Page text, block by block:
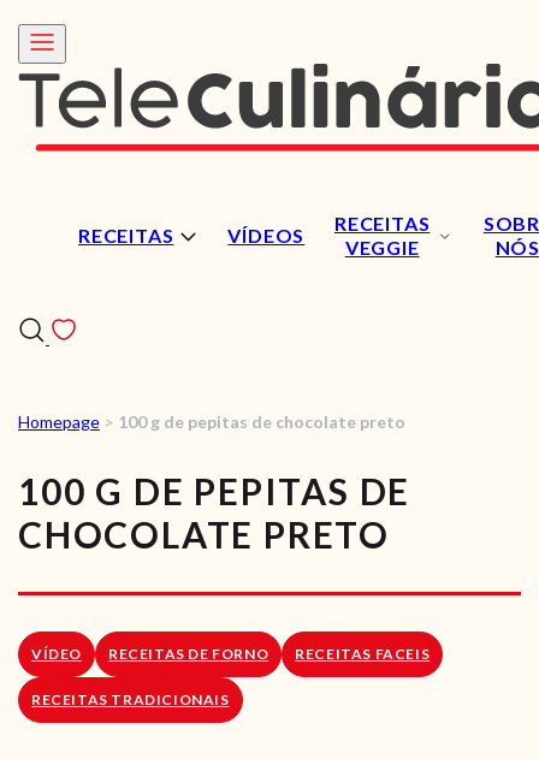
RECEITAS VÍDEOS
RECEITAS
VEGGIE
NÓS
RECEITAS
VÍDEOS
RECEITAS VEGGIE
LOJA ONLINE
Homepage > 100 g de pepitas de chocolate preto
100 G DE PEPITAS DE
CHOCOLATE PRETO
VÍDEO RECEITAS DE FORNO RECEITAS FACEIS
RECEITAS TRADICIONAIS